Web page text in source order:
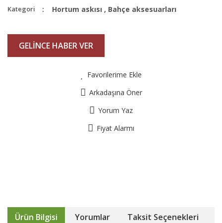
Kategori Hortum askısı , Bahçe aksesuarları
GELİNCE HABER VER
Favorilerime Ekle
Arkadaşına Öner
Yorum Yaz
Fiyat Alarmı
Ürün Bilgisi Yorumlar Taksit Seçenekleri